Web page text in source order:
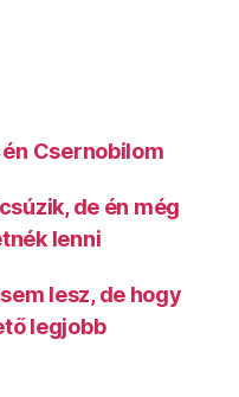
Csernobilom
de én még
lenni
lesz, de hogy
legjobb